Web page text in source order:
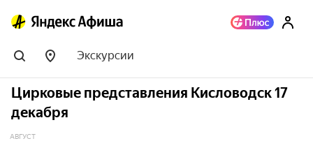
Экскурсии
Цирковые представления Кисловодск 17
декабря
АВГУСТ